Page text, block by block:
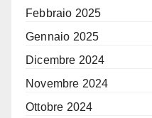
Febbraio 2025
Gennaio 2025
Dicembre 2024
Novembre 2024
Ottobre 2024